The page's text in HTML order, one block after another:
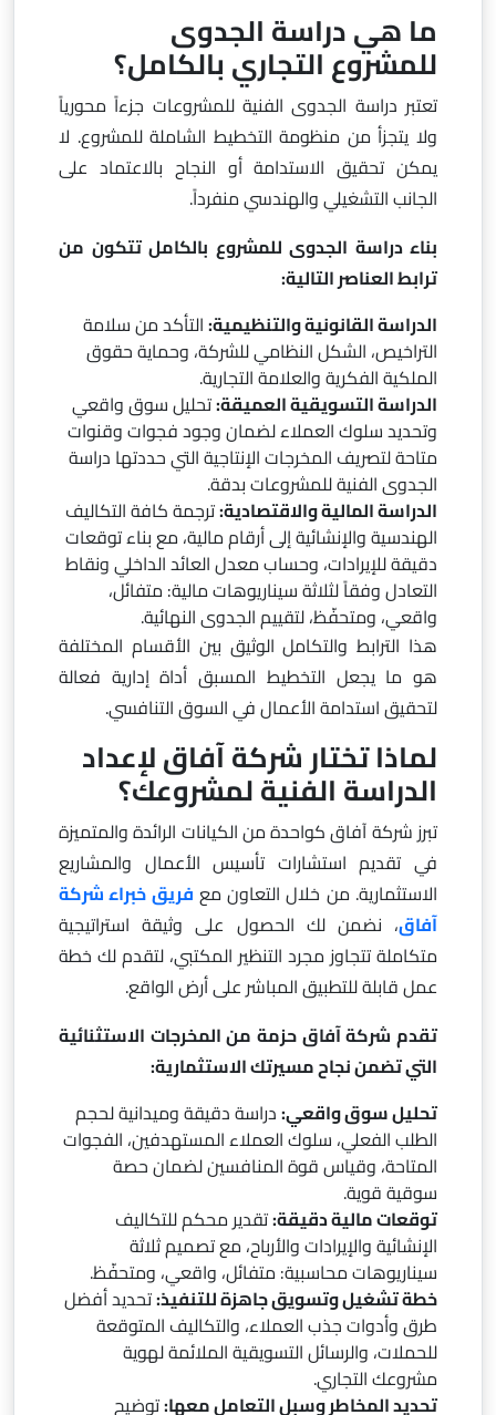
ما هي دراسة الجدوى
للمشروع التجاري بالكامل؟
تعتبر دراسة الجدوى الفنية للمشروعات جزءاً محورياً
ولا يتجزأ من منظومة التخطيط الشاملة للمشروع. لا
يمكن تحقيق الاستدامة أو النجاح بالاعتماد على
الجانب التشغيلي والهندسي منفرداً.
بناء دراسة الجدوى للمشروع بالكامل تتكون من
ترابط العناصر التالية:
الدراسة القانونية والتنظيمية:التأكد من سلامة
التراخيص، الشكل النظامي للشركة، وحماية حقوق
الملكية الفكرية والعلامة التجارية.
الدراسة التسويقية العميقة:تحليل سوق واقعي
وتحديد سلوك العملاء لضمان وجود فجوات وقنوات
متاحة لتصريف المخرجات الإنتاجية التي حددتها دراسة
الجدوى الفنية للمشروعات بدقة.
الدراسة المالية والاقتصادية:ترجمة كافة التكاليف
الهندسية والإنشائية إلى أرقام مالية، مع بناء توقعات
دقيقة للإيرادات، وحساب معدل العائد الداخلي ونقاط
التعادل وفقاً لثلاثة سيناريوهات مالية: متفائل،
واقعي، ومتحفّظ، لتقييم الجدوى النهائية.
هذا الترابط والتكامل الوثيق بين الأقسام المختلفة
هو ما يجعل التخطيط المسبق أداة إدارية فعالة
لتحقيق استدامة الأعمال في السوق التنافسي.
لماذا تختار شركة آفاق لإعداد
الدراسة الفنية لمشروعك؟
تبرز شركة آفاق كواحدة من الكيانات الرائدة والمتميزة
في تقديم استشارات تأسيس الأعمال والمشاريع
الاستثمارية. من خلال التعاون مع فريق خبراء شركة
آفاق، نضمن لك الحصول على وثيقة استراتيجية
متكاملة تتجاوز مجرد التنظير المكتبي، لتقدم لك خطة
عمل قابلة للتطبيق المباشر على أرض الواقع.
تقدم شركة آفاق حزمة من المخرجات الاستثنائية
التي تضمن نجاح مسيرتك الاستثمارية:
تحليل سوق واقعي:دراسة دقيقة وميدانية لحجم
الطلب الفعلي، سلوك العملاء المستهدفين، الفجوات
المتاحة، وقياس قوة المنافسين لضمان حصة
سوقية قوية.
توقعات مالية دقيقة:تقدير محكم للتكاليف
الإنشائية والإيرادات والأرباح، مع تصميم ثلاثة
سيناريوهات محاسبية: متفائل، واقعي، ومتحفّظ.
خطة تشغيل وتسويق جاهزة للتنفيذ:تحديد أفضل
طرق وأدوات جذب العملاء، والتكاليف المتوقعة
للحملات، والرسائل التسويقية الملائمة لهوية
مشروعك التجاري.
تحديد المخاطر وسبل التعامل معها:توضيح